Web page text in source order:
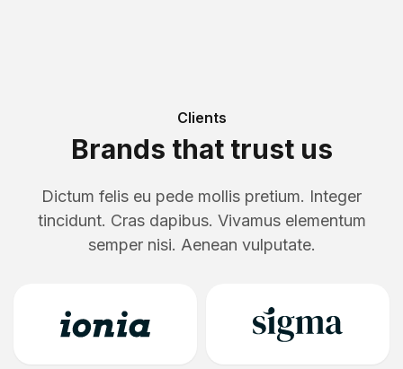
Clients
Brands that trust us
Dictum felis eu pede mollis pretium. Integer
tincidunt. Cras dapibus. Vivamus elementum
semper nisi. Aenean vulputate.